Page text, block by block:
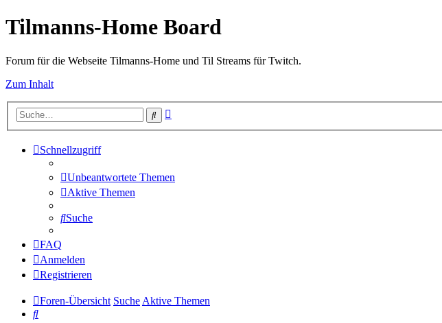
Tilmanns-Home Board
Forum für die Webseite Tilmanns-Home und Til Streams für Twitch.
Zum Inhalt
Suche
Schnellzugriff
Unbeantwortete Themen
Aktive Themen
Suche
FAQ
Anmelden
Registrieren
Foren-Übersicht SucheAktive Themen
Suche